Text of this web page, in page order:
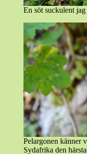
En söt suckulent
Pelargonen känner
Sydafrika den